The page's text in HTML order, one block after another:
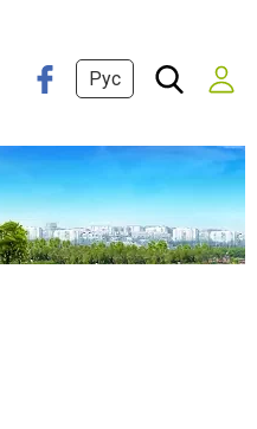
Рус